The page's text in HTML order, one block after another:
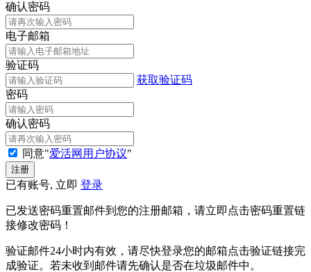
确认密码
电子邮箱
验证码
获取验证码
密码
确认密码
同意"爱活网用户协议"
已有账号, 立即 登录
已发送密码重置邮件到您的注册邮箱，请立即点击密码重置链
接修改密码！
验证邮件24小时内有效，请尽快登录您的邮箱点击验证链接完
成验证。若未收到邮件请先确认是否在垃圾邮件中。